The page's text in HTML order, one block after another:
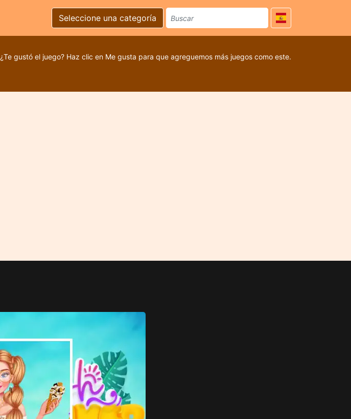
Seleccione una categoría
¿Te gustó el juego? Haz clic en Me gusta para que agreguemos más juegos como este.